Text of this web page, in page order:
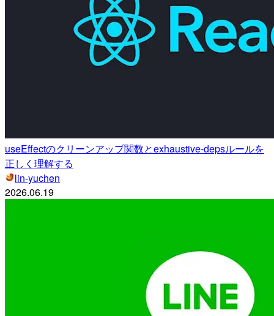
useEffectのクリーンアップ関数とexhaustive-depsルールを
正しく理解する
lin-yuchen
2026.06.19